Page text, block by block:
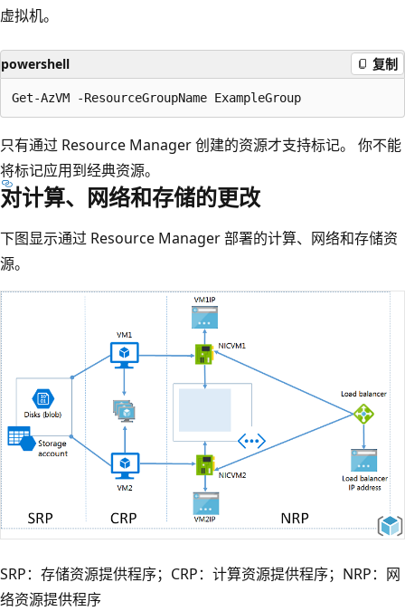
虚拟机。
powershell 复制
只有通过 Resource Manager 创建的资源才支持标记。 你不能
将标记应用到经典资源。
对计算、网络和存储的更改
下图显示通过 Resource Manager 部署的计算、网络和存储资
源。
SRP：存储资源提供程序；CRP：计算资源提供程序；NRP：网
络资源提供程序